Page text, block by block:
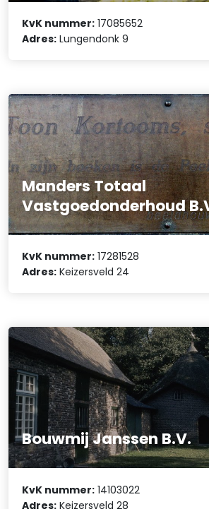
KvK nummer: 17085652
Adres: Lungendonk 9
Manders Totaal
Vastgoedonderhoud
KvK nummer: 17281528
Adres: Keizersveld 24
Bouwmij Janssen B.V.
KvK nummer: 14103022
Adres: Keizersveld 28